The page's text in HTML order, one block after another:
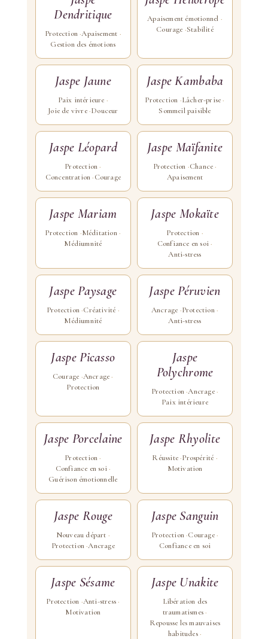
Dendritique
Protection Apaisement
Gestion des émotions
Apaisement émotionnel
Courage Stabilité
Jaspe Jaune
Paix intérieure
Joie de vivre Douceur
Jaspe Kambaba
Protection Lâcher-prise
Sommeil paisible
Jaspe Léopard
Protection
Concentration Courage
Jaspe Maïfanite
Protection Chance
Apaisement
Jaspe Mariam
Protection Méditation
Médiumnité
Jaspe Mokaïte
Protection
Confiance en soi
Anti-stress
Jaspe Paysage
Protection Créativité
Médiumnité
Jaspe Péruvien
Ancrage Protection
Anti-stress
Jaspe Picasso
Courage Ancrage
Protection
Jaspe
Polychrome
Protection Ancrage
Paix intérieure
Jaspe Porcelaine
Protection
Confiance en soi
Guérison émotionnelle
Jaspe Rhyolite
Réussite Prospérité
Motivation
Jaspe Rouge
Nouveau départ
Protection Ancrage
Jaspe Sanguin
Protection Courage
Confiance en soi
Jaspe Sésame
Protection Anti-stress
Motivation
Jaspe Unakite
Libération des
traumatismes
Repousse les mauvaises
habitudes